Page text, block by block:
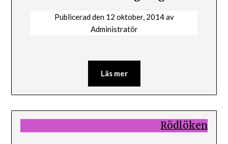
Publicerad den 12 oktober, 2014av
Administratör
Läs mer
Rödlöken